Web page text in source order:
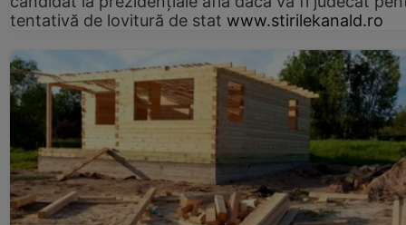
tentativă de lovitură de stat www.stirilekanald.ro